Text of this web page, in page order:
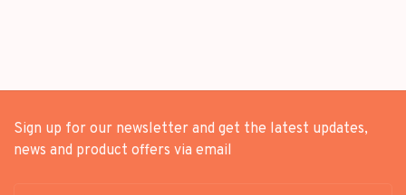
Sign up for our newsletter and get the latest updates,
news and product offers via email